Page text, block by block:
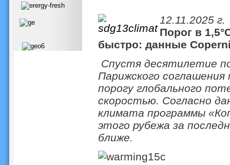
12.11.2025 г.
Порог в
быстро: данные
Спустя десятилетие
Парижского
порогу глобального
скоростью. Согласно
климата программы
этого рубежа за
ближе.